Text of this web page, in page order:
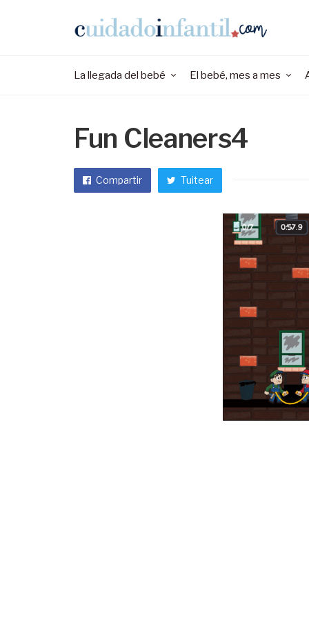
La llegada del bebé El bebé, mes a mes
Fun Cleaners4
Compartir Tuitear